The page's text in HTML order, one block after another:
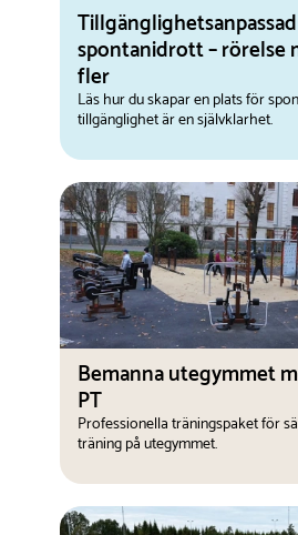
Tillgänglighetsanpassad
spontanidrott – rörelse
fler
Läs hur du skapar en plats för
tillgänglighet är en självklarhet.
Bemanna utegymmet
PT
Professionella träningspaket för
träning på utegymmet.